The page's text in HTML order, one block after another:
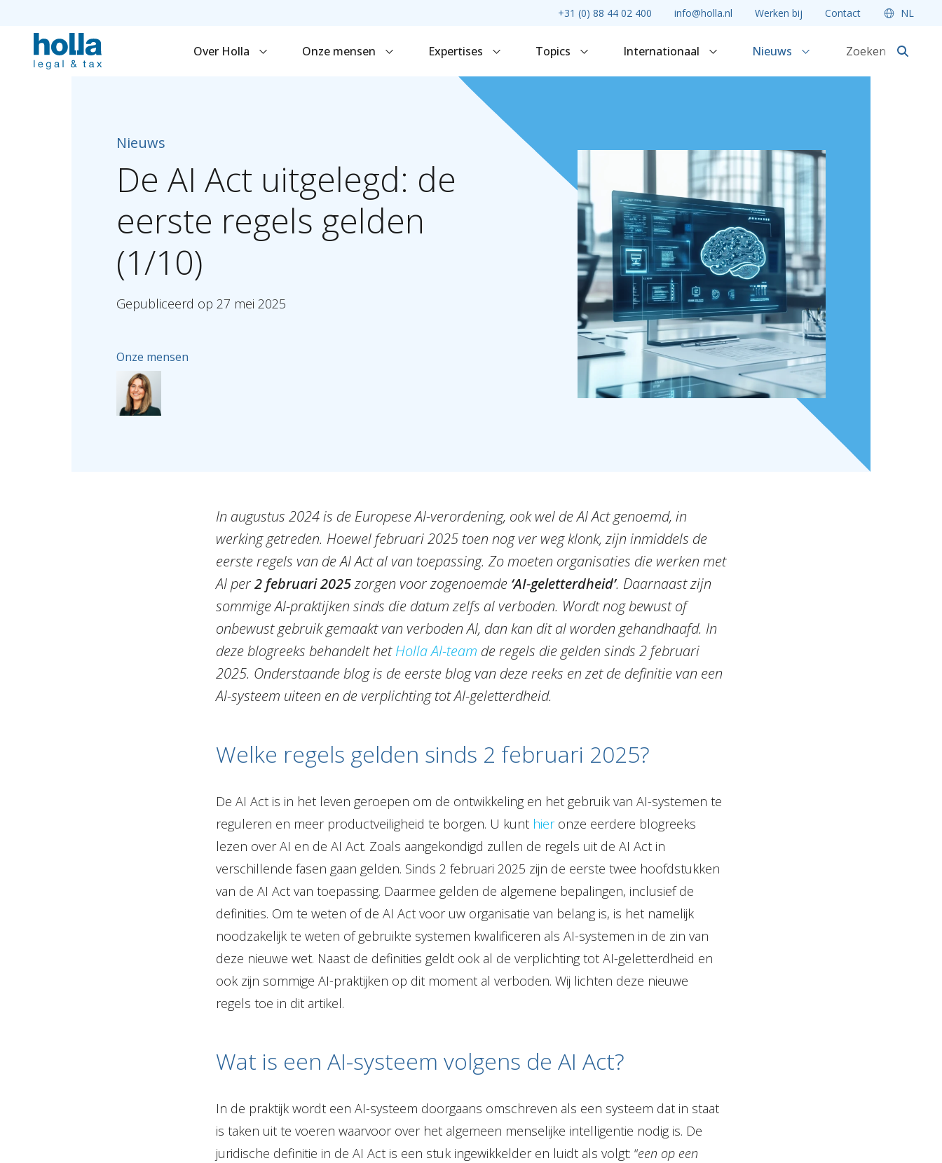
+31 (0) 88 44 02 400 info@holla.nl Werken bij Contact NL
Over Holla Onze mensen Expertises Topics Internationaal Nieuws
Nieuws
De AI Act uitgelegd: de
eerste regels gelden
(1/10)
Gepubliceerd op 27 mei 2025
Onze mensen
In augustus 2024 is de Europese AI-verordening, ook wel de AI Act genoemd, in
werking getreden. Hoewel februari 2025 toen nog ver weg klonk, zijn inmiddels de
eerste regels van de AI Act al van toepassing. Zo moeten organisaties die werken met
AI per2 februari 2025zorgen voor zogenoemde ‘AI-geletterdheid’. Daarnaast zijn
sommige AI-praktijken sinds die datum zelfs al verboden. Wordt nog bewust of
onbewust gebruik gemaakt van verboden AI, dan kan dit al worden gehandhaafd. In
deze blogreeks behandelt hetHolla AI-team de regels die gelden sinds 2 februari
2025. Onderstaande blog is de eerste blog van deze reeks en zet de definitie van een
AI-systeem uiteen en de verplichting tot AI-geletterdheid.
Welke regels gelden sinds 2 februari 2025?
De AI Act is in het leven geroepen om de ontwikkeling en het gebruik van AI-systemen te
reguleren en meer productveiligheid te borgen. U kunt hieronze eerdere blogreeks
lezen over AI en de AI Act. Zoals aangekondigd zullen de regels uit de AI Act in
verschillende fasen gaan gelden. Sinds 2 februari 2025 zijn de eerste twee hoofdstukken
van de AI Act van toepassing. Daarmee gelden de algemene bepalingen, inclusief de
definities. Om te weten of de AI Act voor uw organisatie van belang is, is het namelijk
noodzakelijk te weten of gebruikte systemen kwalificeren als AI-systemen in de zin van
deze nieuwe wet. Naast de definities geldt ook al de verplichting tot AI-geletterdheid en
ook zijn sommige AI-praktijken op dit moment al verboden. Wij lichten deze nieuwe
regels toe in dit artikel.
Wat is een AI-systeem volgens de AI Act?
In de praktijk wordt een AI-systeem doorgaans omschreven als een systeem dat in staat
is taken uit te voeren waarvoor over het algemeen menselijke intelligentie nodig is. De
juridische definitie in de AI Act is een stuk ingewikkelder en luidt als volgt: “een op een